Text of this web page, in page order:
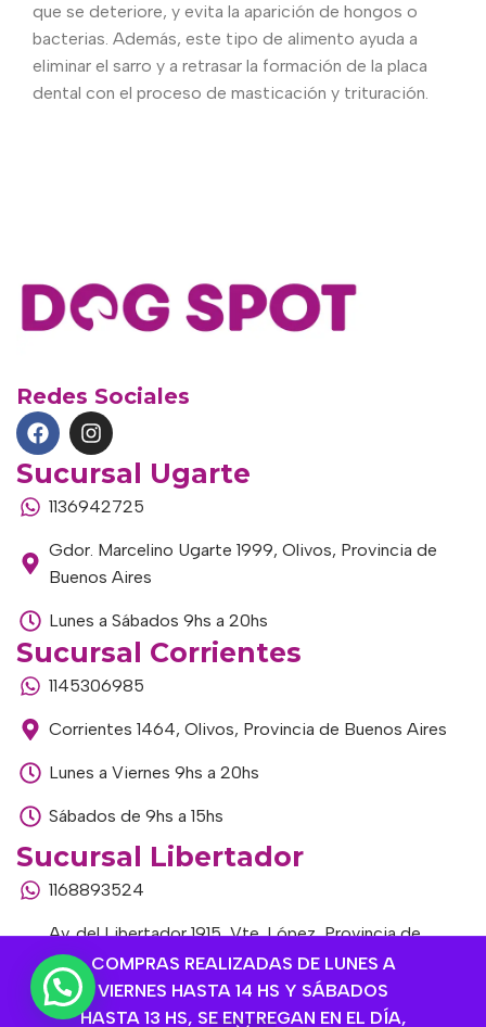
COMPRAS REALIZADAS DE LUNES A
VIERNES HASTA 14 HS Y SÁBADOS
HASTA 13 HS, SE ENTREGAN EN EL DÍA,
que se deteriore, y evita la aparición de hongos o
bacterias. Además, este tipo de alimento ayuda a
eliminar el sarro y a retrasar la formación de la placa
dental con el proceso de masticación y trituración.
Redes Sociales
Sucursal Ugarte
1136942725
Gdor. Marcelino Ugarte 1999, Olivos, Provincia de
Buenos Aires
Lunes a Sábados 9hs a 20hs
Sucursal Corrientes
1145306985
Corrientes 1464, Olivos, Provincia de Buenos Aires
Lunes a Viernes 9hs a 20hs
Sábados de 9hs a 15hs
Sucursal Libertador
1168893524
Av. del Libertador 1915, Vte. López, Provincia de
Buenos Aires
Lunes a Viernes de 9hs a 13hs / 16hs a 20hs